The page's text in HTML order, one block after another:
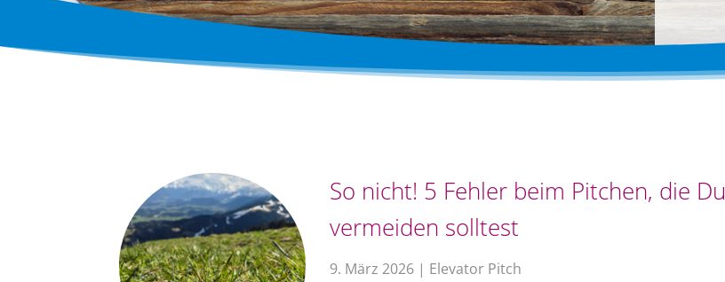
So nicht! 5 Fehler beim Pitchen, die Du
vermeiden solltest
9. März 2026 | Elevator Pitch